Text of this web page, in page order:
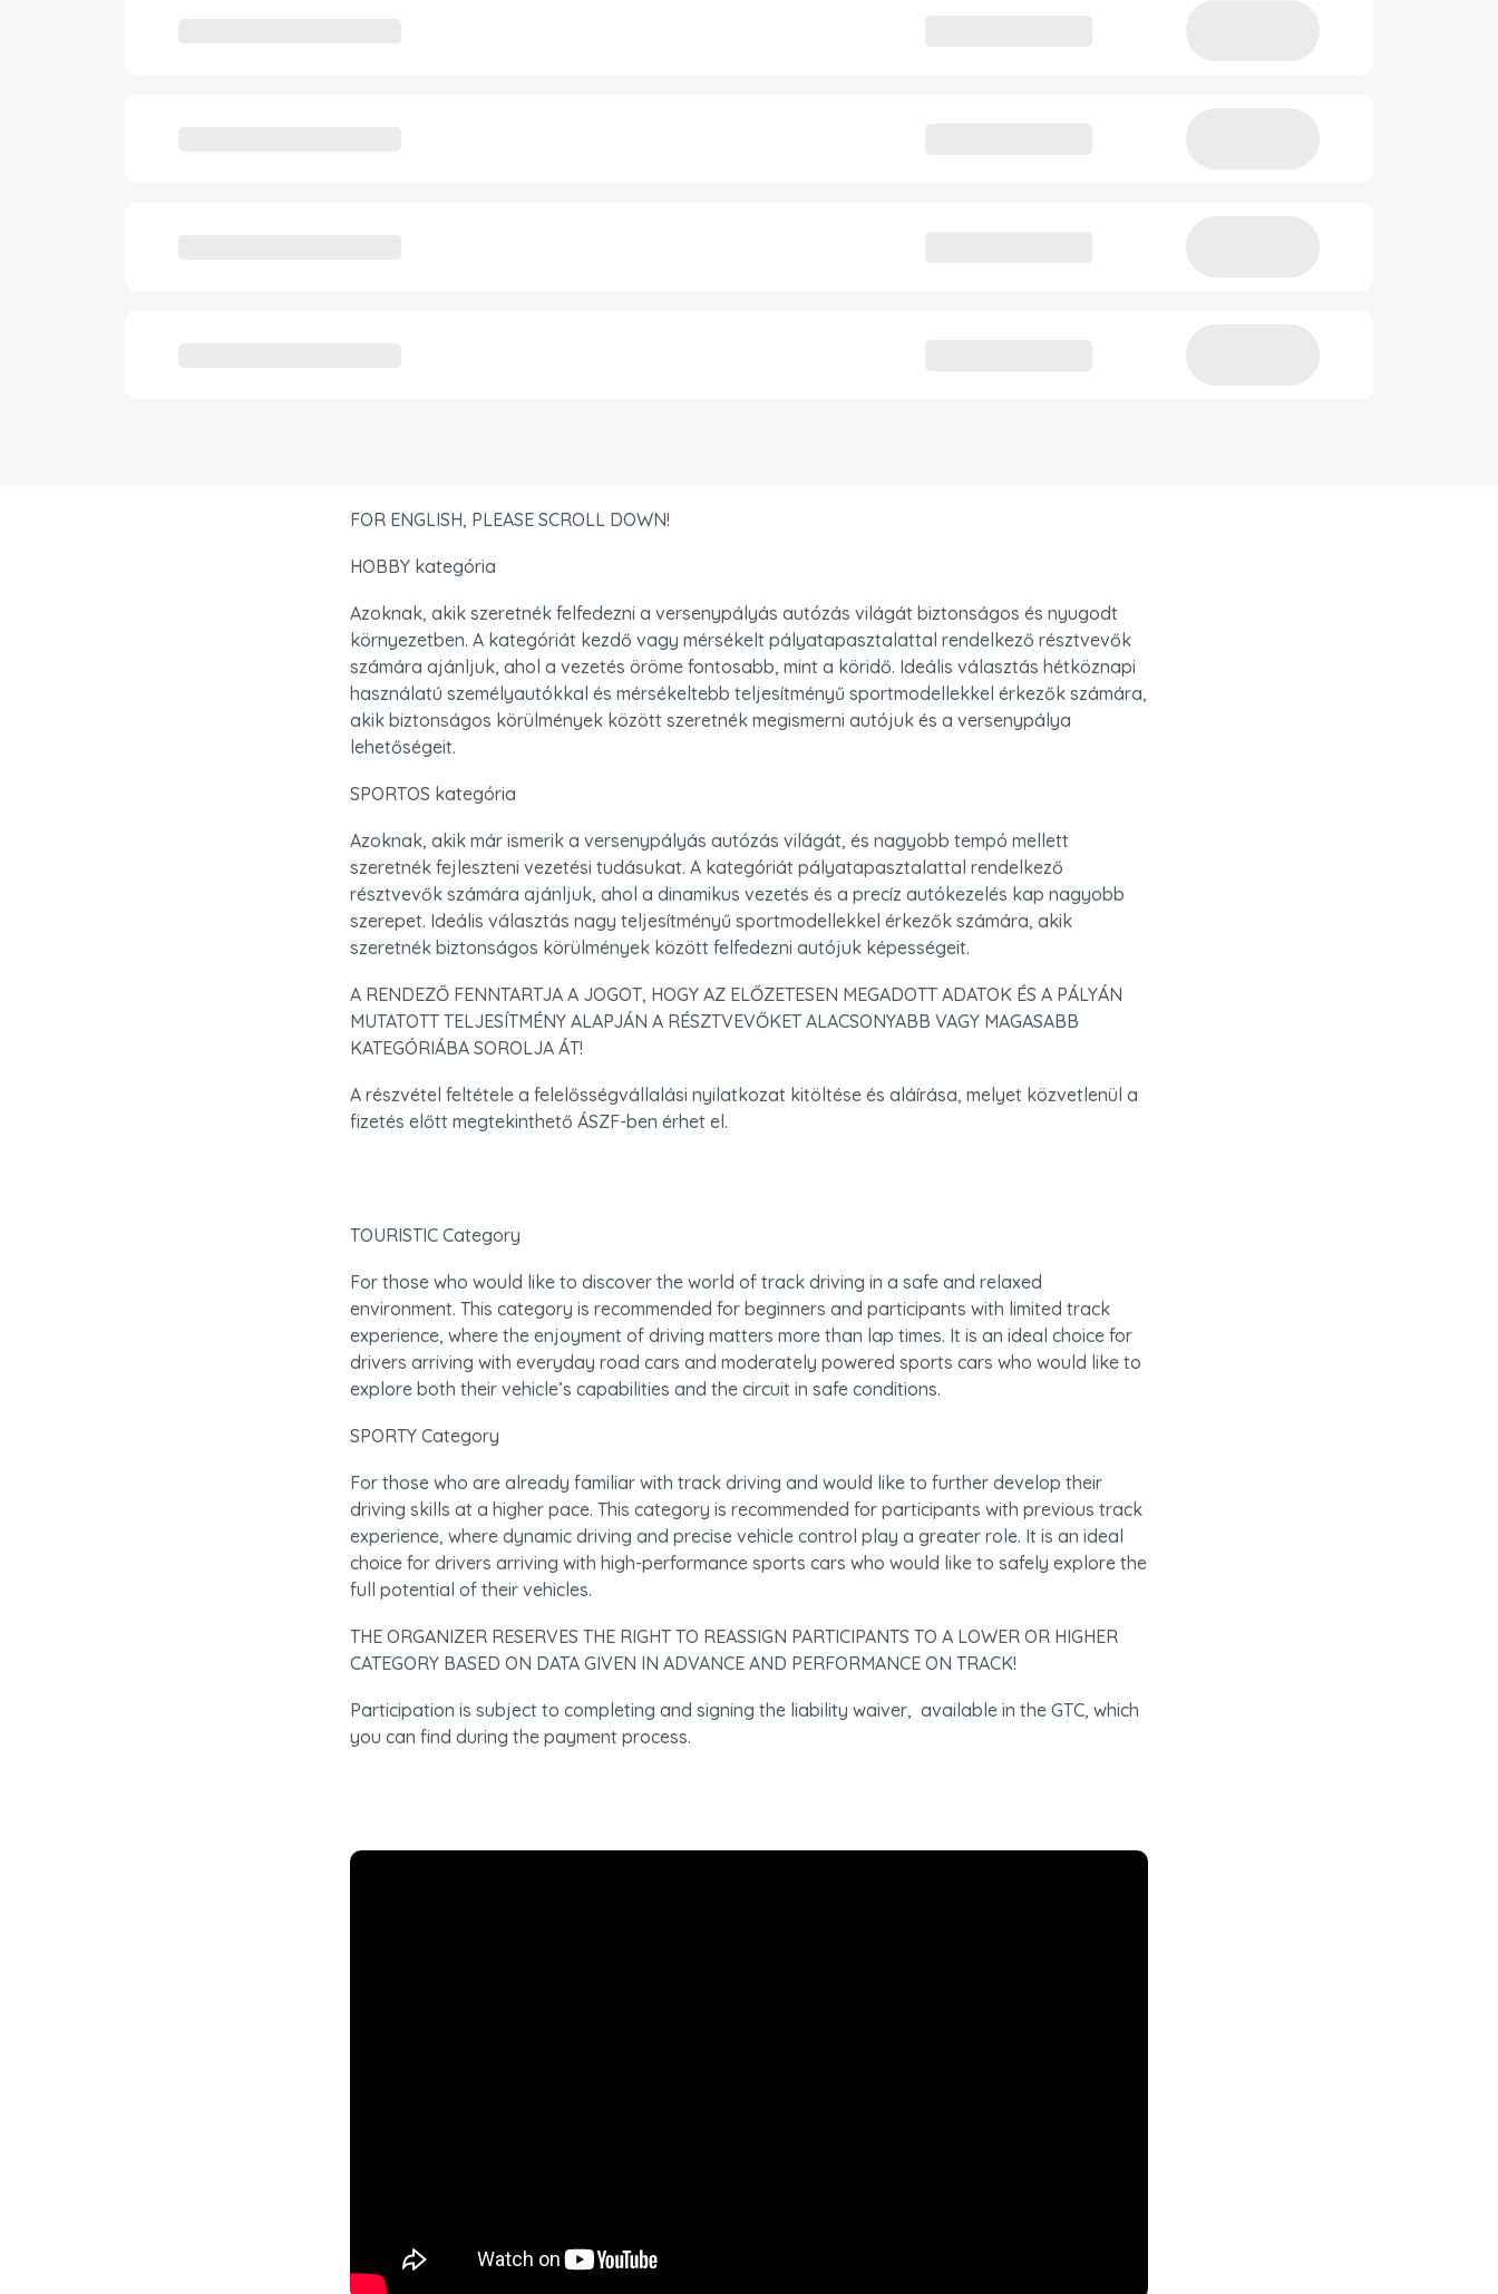
FOR ENGLISH, PLEASE SCROLL DOWN!
HOBBY kategória
Azoknak, akik szeretnék felfedezni a versenypályás autózás világát biztonságos és nyugodt
környezetben. A kategóriát kezdő vagy mérsékelt pályatapasztalattal rendelkező résztvevők
számára ajánljuk, ahol a vezetés öröme fontosabb, mint a köridő. Ideális választás hétköznapi
használatú személyautókkal és mérsékeltebb teljesítményű sportmodellekkel érkezők számára,
akik biztonságos körülmények között szeretnék megismerni autójuk és a versenypálya
lehetőségeit.
SPORTOS kategória
Azoknak, akik már ismerik a versenypályás autózás világát, és nagyobb tempó mellett
szeretnék fejleszteni vezetési tudásukat. A kategóriát pályatapasztalattal rendelkező
résztvevők számára ajánljuk, ahol a dinamikus vezetés és a precíz autókezelés kap nagyobb
szerepet. Ideális választás nagy teljesítményű sportmodellekkel érkezők számára, akik
szeretnék biztonságos körülmények között felfedezni autójuk képességeit.
A RENDEZŐ FENNTARTJA A JOGOT, HOGY AZ ELŐZETESEN MEGADOTT ADATOK ÉS A PÁLYÁN
MUTATOTT TELJESÍTMÉNY ALAPJÁN A RÉSZTVEVŐKET ALACSONYABB VAGY MAGASABB
KATEGÓRIÁBA SOROLJA ÁT!
A részvétel feltétele a felelősségvállalási nyilatkozat kitöltése és aláírása, melyet közvetlenül a
fizetés előtt megtekinthető ÁSZF-ben érhet el.
TOURISTIC Category
For those who would like to discover the world of track driving in a safe and relaxed
environment. This category is recommended for beginners and participants with limited track
experience, where the enjoyment of driving matters more than lap times. It is an ideal choice for
drivers arriving with everyday road cars and moderately powered sports cars who would like to
explore both their vehicle’s capabilities and the circuit in safe conditions.
SPORTY Category
For those who are already familiar with track driving and would like to further develop their
driving skills at a higher pace. This category is recommended for participants with previous track
experience, where dynamic driving and precise vehicle control play a greater role. It is an ideal
choice for drivers arriving with high-performance sports cars who would like to safely explore the
full potential of their vehicles.
THE ORGANIZER RESERVES THE RIGHT TO REASSIGN PARTICIPANTS TO A LOWER OR HIGHER
CATEGORY BASED ON DATA GIVEN IN ADVANCE AND PERFORMANCE ON TRACK!
Participation is subject to completing and signing the liability waiver,  available in the GTC, which
you can find during the payment process.